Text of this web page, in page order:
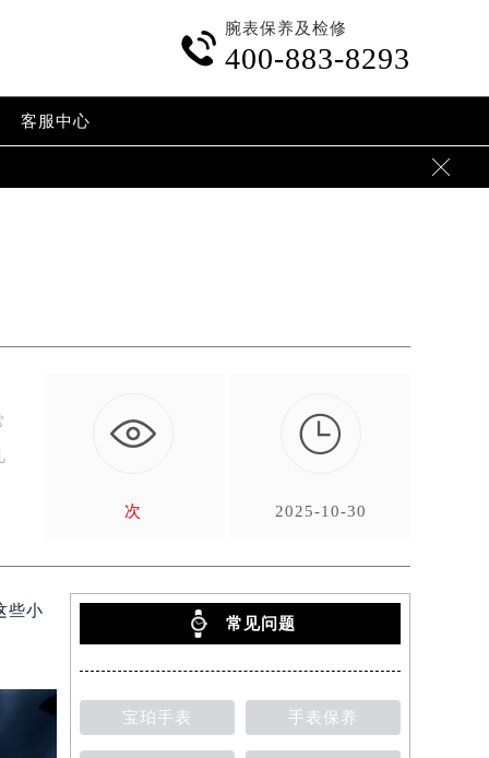

腕表保养及检修
400-883-8293
客服中心

次

2025-10-30
些小
常见问题
宝珀手表 手表保养